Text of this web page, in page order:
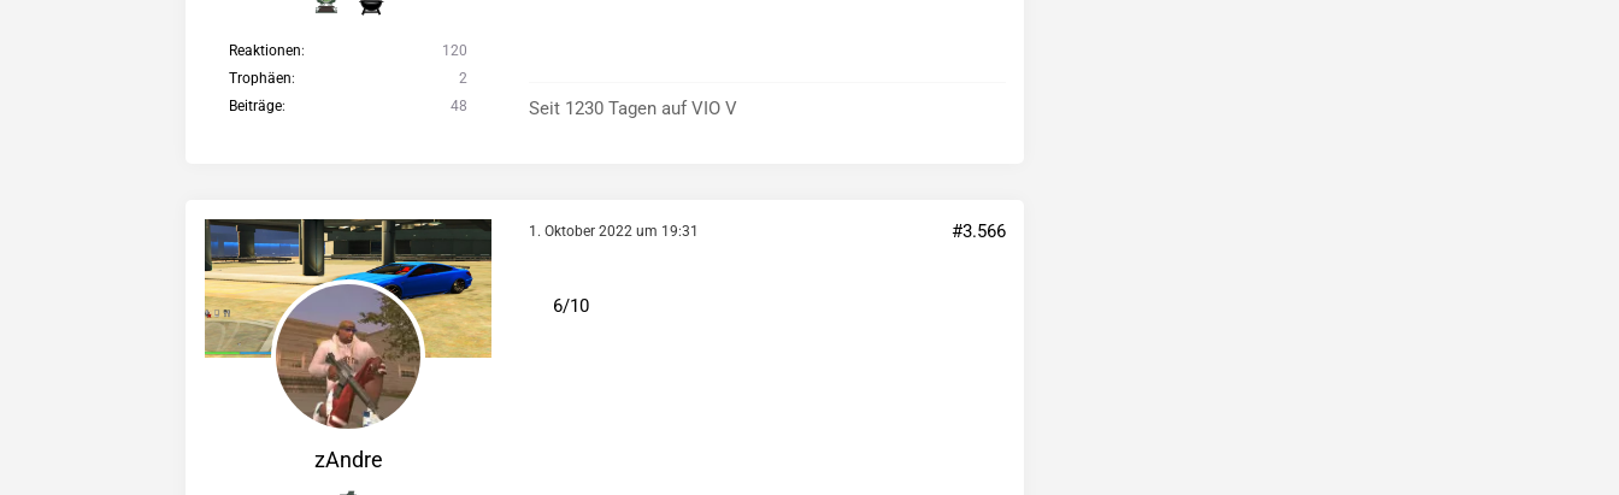
Reaktionen
120
Trophäen
2
Beiträge
48 Seit 1230 Tagen auf VIO V
zAndre
1. Oktober 2022 um 19:31 #3.566
6/10